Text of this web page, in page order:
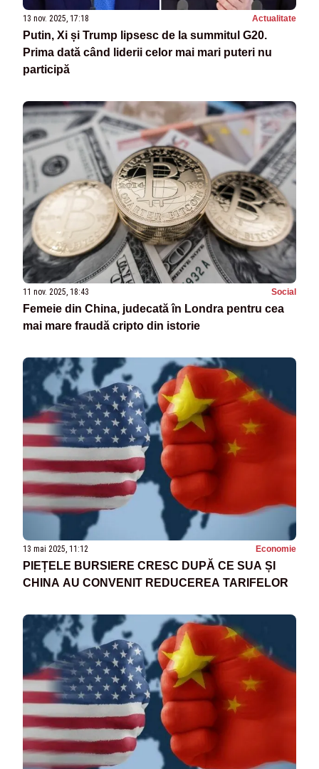
13 nov. 2025, 17:18 Actualitate
Putin, Xi și Trump lipsesc de la summitul G20.
Prima dată când liderii celor mai mari puteri nu
participă
11 nov. 2025, 18:43 Social
Femeie din China, judecată în Londra pentru cea
mai mare fraudă cripto din istorie
13 mai 2025, 11:12 Economie
PIEȚELE BURSIERE CRESC DUPĂ CE SUA ȘI
CHINA AU CONVENIT REDUCEREA TARIFELOR